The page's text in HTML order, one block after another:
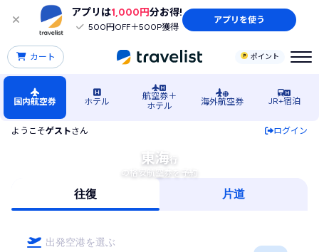
アプリは1,000円分お得!
500円OFF＋500P獲得
アプリを使う
ポイント
カート
国内航空券 ホテル
航空券＋
ホテル
海外航空券 JR+宿泊
ようこそゲストさん ログイン
往復 片道
出発空港を選ぶ
東海行
の格安航空券を予約